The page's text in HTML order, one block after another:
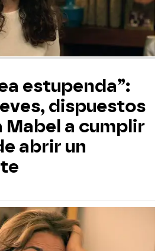
estupenda”:
dispuestos
Mabel a cumplir
abrir un